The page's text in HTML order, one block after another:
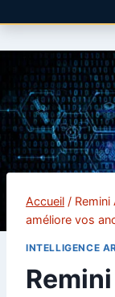
Accueil /
améliore vos
INTELLIGENCE